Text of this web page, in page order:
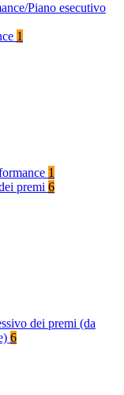
Piano esecutivo
1
1
premi 6
dei premi (da
6